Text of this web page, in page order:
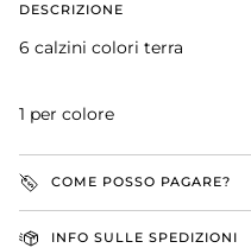
DESCRIZIONE
6 calzini colori terra
1 per colore
COME POSSO PAGARE?
INFO SULLE SPEDIZIONI